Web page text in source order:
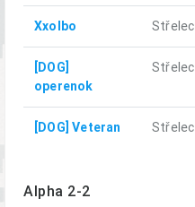
Xxolbo Střelec
[DOG]
operenok
Střelec
[DOG] Veteran Střelec
Alpha 2-2